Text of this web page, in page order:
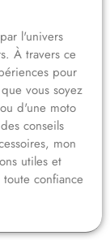
l'univers
À travers ce
pour
vous soyez
d'une moto
conseils
mon
utiles et
confiance